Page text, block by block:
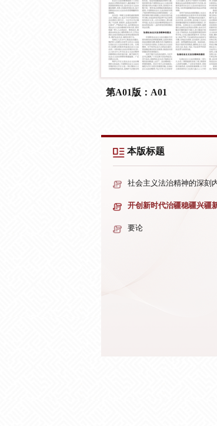
第A01版：A01
本版标题
社会主义法治精神的深刻
开创新时代治疆稳疆兴疆
要论